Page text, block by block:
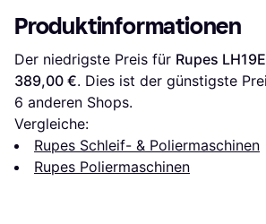
Produktinformationen
Der niedrigste Preis für Rupes LH19E
389,00 €
6 anderen Shops.
Vergleiche:
Rupes Schleif- & Poliermaschinen
Rupes Poliermaschinen